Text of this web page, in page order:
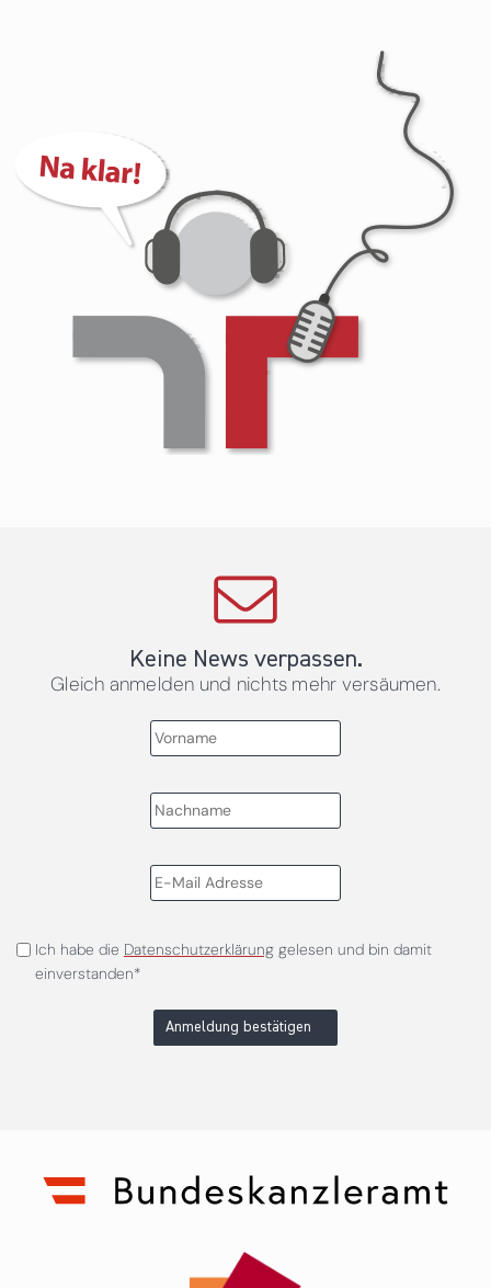
Keine News verpassen.
Gleich anmelden und nichts mehr versäumen.
Ich habe die Datenschutzerklärunggelesen und bin damit
einverstanden*
Anmeldung bestätigen